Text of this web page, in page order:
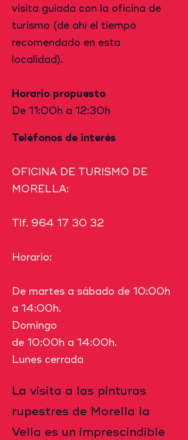
visita guiada con la oficina de
turismo (de ahí el tiempo
recomendado en esta
localidad).
Horario propuesto
De 11:00h a 12:30h
Teléfonos de interés
OFICINA DE TURISMO DE
MORELLA:
Tlf. 964 17 30 32
Horario:
De martes a sábado de 10:00h
a 14:00h.
Domingo
de 10:00h a 14:00h.
Lunes cerrada
La visita a las pinturas
rupestres de Morella la
Vella es un imprescindible